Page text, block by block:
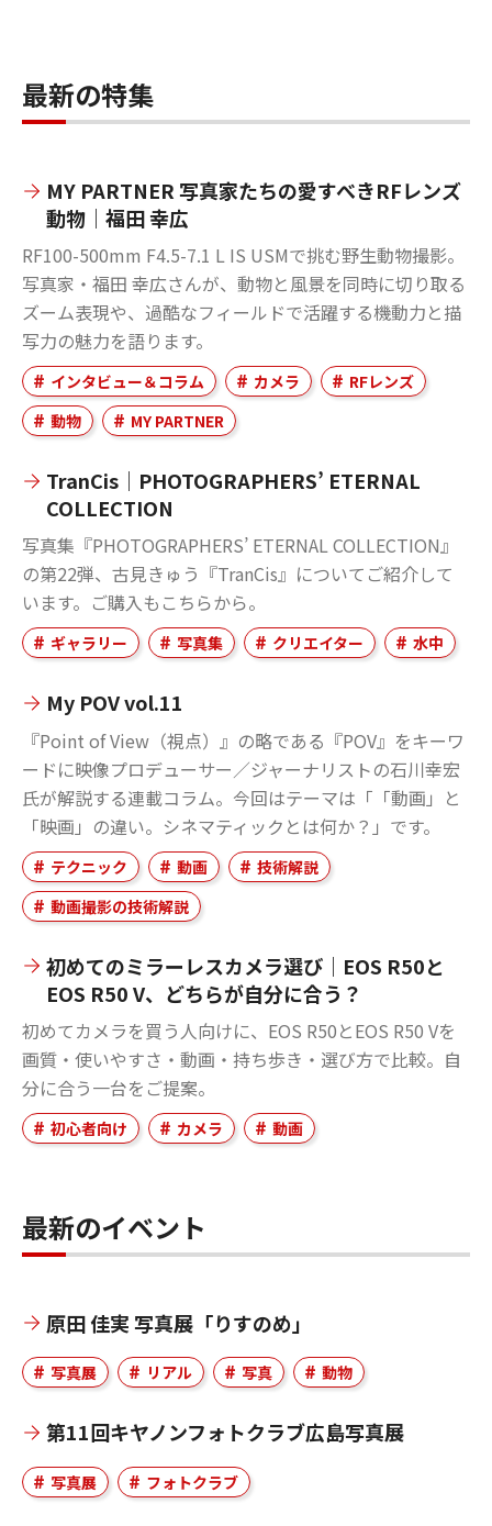
最新の特集
MY PARTNER 写真家たちの愛すべきRFレンズ
動物｜福田 幸広
RF100-500mm F4.5-7.1 L IS USMで挑む野生動物撮影。
写真家・福田 幸広さんが、動物と風景を同時に切り取る
ズーム表現や、過酷なフィールドで活躍する機動力と描
写力の魅力を語ります。
インタビュー＆コラム カメラ
RFレンズ
動物
MY PARTNER
TranCis｜PHOTOGRAPHERS’ ETERNAL
COLLECTION
写真集『PHOTOGRAPHERS’ ETERNAL COLLECTION』
の第22弾、古見きゅう『TranCis』についてご紹介して
います。ご購入もこちらから。
ギャラリー 写真集 クリエイター 水中
My POV vol.11
『Point of View（視点）』の略である『POV』をキーワ
ードに映像プロデューサー／ジャーナリストの石川幸宏
氏が解説する連載コラム。今回はテーマは「「動画」と
「映画」の違い。シネマティックとは何か？」です。
テクニック 動画
技術解説
動画撮影の技術解説
初めてのミラーレスカメラ選び｜EOS R50と
EOS R50 V、どちらが自分に合う？
初めてカメラを買う人向けに、EOS R50とEOS R50 Vを
画質・使いやすさ・動画・持ち歩き・選び方で比較。自
分に合う一台をご提案。
初心者向け カメラ 動画
最新のイベント
原田 佳実 写真展「りすのめ」
写真展 リアル 写真 動物
第11回キヤノンフォトクラブ広島写真展
写真展 フォトクラブ